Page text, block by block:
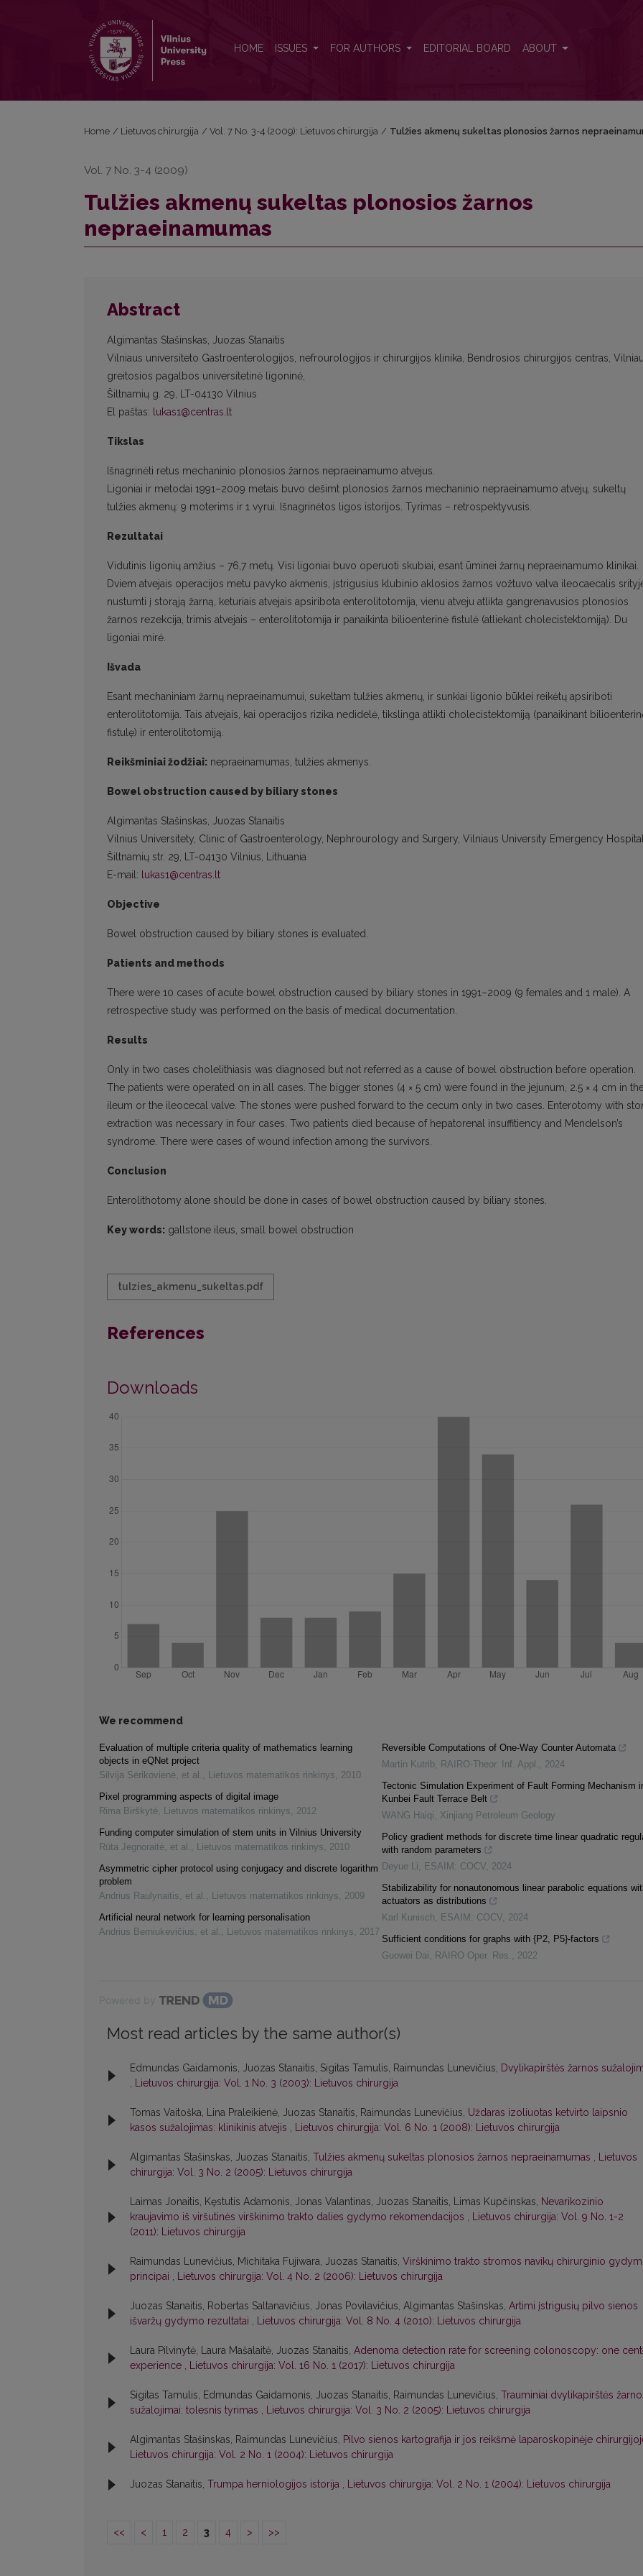
HOME ISSUES FOR AUTHORS EDITORIAL BOARD ABOUT
Home / Lietuvos chirurgija / Vol. 7 No. 3-4 (2009): Lietuvos chirurgija / Tulžies akmenų sukeltas plonosios žarnos
Vol. 7 No. 3-4 (2009)
Tulžies akmenų sukeltas plonosios žarnos
nepraeinamumas
Abstract
Algimantas Stašinskas, Juozas Stanaitis
Vilniaus universiteto Gastroenterologijos, nefrourologijos ir chirurgijos klinika, Bendrosios chirurgijos centras,
greitosios pagalbos universitetinė ligoninė,
Šiltnamių g. 29, LT-04130 Vilnius
El paštas: lukas1@centras.lt
Tikslas
Išnagrinėti retus mechaninio plonosios žarnos nepraeinamumo atvejus.
Ligoniai ir metodai 1991–2009 metais buvo dešimt plonosios žarnos mechaninio nepraeinamumo atvejų, sukeltų
tulžies akmenų: 9 moterims ir 1 vyrui. Išnagrinėtos ligos istorijos. Tyrimas – retrospektyvusis.
Rezultatai
Vidutinis ligonių amžius – 76,7 metų. Visi ligoniai buvo operuoti skubiai, esant ūminei žarnų nepraeinamumo klinikai.
Dviem atvejais operacijos metu pavyko akmenis, įstrigusius klubinio aklosios žarnos vožtuvo valva ileocaecalis
nustumti į storąją žarną, keturiais atvejais apsiribota enterolitotomija, vienu atveju atlikta gangrenavusios plonosios
žarnos rezekcija, trimis atvejais – enterolitotomija ir panaikinta bilioenterinė fistulė (atliekant cholecistektomiją). Du
ligoniai mirė.
Išvada
Esant mechaniniam žarnų nepraeinamumui, sukeltam tulžies akmenų, ir sunkiai ligonio būklei reikėtų apsiriboti
enterolitotomija. Tais atvejais, kai operacijos rizika nedidelė, tikslinga atlikti cholecistektomiją (panaikinant
fistulę) ir enterolitotomiją.
Reikšminiai žodžiai: nepraeinamumas, tulžies akmenys.
Bowel obstruction caused by biliary stones
Algimantas Stašinskas, Juozas Stanaitis
Vilnius Universitety, Clinic of Gastroenterology, Nephrourology and Surgery, Vilniaus University Emergency
Šiltnamių str. 29, LT-04130 Vilnius, Lithuania
E-mail: lukas1@centras.lt
Objective
Bowel obstruction caused by biliary stones is evaluated.
Patients and methods
There were 10 cases of acute bowel obstruction caused by biliary stones in 1991–2009 (9 females and 1 male). A
retrospective study was performed on the basis of medical documentation.
Results
Only in two cases cholelithiasis was diagnosed but not referred as a cause of bowel obstruction before operation.
The patients were operated on in all cases. The bigger stones (4 × 5 cm) were found in the jejunum, 2.5 × 4 cm in
ileum or the ileocecal valve. The stones were pushed forward to the cecum only in two cases. Enterotomy with
extraction was necessary in four cases. Two patients died because of hepatorenal insuffitiency and Mendelson’s
syndrome. There were cases of wound infection among the survivors.
Conclusion
Enterolithotomy alone should be done in cases of bowel obstruction caused by biliary stones.
Key words: gallstone ileus, small bowel obstruction
tulzies_akmenu_sukeltas.pdf
References
Downloads
We recommend
Evaluation of multiple criteria quality of mathematics learning
objects in eQNet project
Silvija Sėrikovienė, et al. , Lietuvos matematikos rinkinys, 2010
Pixel programming aspects of digital image
Rima Birškytė, Lietuvos matematikos rinkinys, 2012
Funding computer simulation of stem units in Vilnius University
Rūta Jegnoraitė, et al. , Lietuvos matematikos rinkinys, 2010
Asymmetric cipher protocol using conjugacy and discrete logarithm
problem
Andrius Raulynaitis, et al. , Lietuvos matematikos rinkinys, 2009
Artificial neural network for learning personalisation
Andrius Berniukevičius, et al. , Lietuvos matematikos rinkinys, 2017
Reversible Computations of One-Way Counter Automata
Martin Kutrib, RAIRO-Theor. Inf. Appl. , 2024
Tectonic Simulation Experiment of Fault Forming Mechanism
Kunbei Fault Terrace Belt
WANG Haiqi, Xinjiang Petroleum Geology
Policy gradient methods for discrete time linear quadratic
with random parameters
Deyue Li, ESAIM: COCV, 2024
Stabilizability for nonautonomous linear parabolic equations
actuators as distributions
Karl Kunisch, ESAIM: COCV, 2024
Sufficient conditions for graphs with {P2, P5}-factors
Guowei Dai, RAIRO Oper. Res. , 2022
Most read articles by the same author(s)
Edmundas Gaidamonis, Juozas Stanaitis, Sigitas Tamulis, Raimundas Lunevičius, Dvylikapirštės žarnos
, Lietuvos chirurgija: Vol. 1 No. 3 (2003): Lietuvos chirurgija
Tomas Vaitoška, Lina Praleikienė, Juozas Stanaitis, Raimundas Lunevičius, Uždaras izoliuotas ketvirto laipsnio
kasos sužalojimas: klinikinis atvejis , Lietuvos chirurgija: Vol. 6 No. 1 (2008): Lietuvos chirurgija
Algimantas Stašinskas, Juozas Stanaitis, Tulžies akmenų sukeltas plonosios žarnos nepraeinamumas , Lietuvos
chirurgija: Vol. 3 No. 2 (2005): Lietuvos chirurgija
Laimas Jonaitis, Kęstutis Adamonis, Jonas Valantinas, Juozas Stanaitis, Limas Kupčinskas, Nevarikozinio
kraujavimo iš viršutinės virškinimo trakto dalies gydymo rekomendacijos , Lietuvos chirurgija: Vol. 9 No. 1-2
(2011): Lietuvos chirurgija
Raimundas Lunevičius, Michitaka Fujiwara, Juozas Stanaitis, Virškinimo trakto stromos navikų chirurginio
principai , Lietuvos chirurgija: Vol. 4 No. 2 (2006): Lietuvos chirurgija
Juozas Stanaitis, Robertas Saltanavičius, Jonas Povilavičius, Algimantas Stašinskas, Artimi įstrigusių pilvo sienos
išvaržų gydymo rezultatai , Lietuvos chirurgija: Vol. 8 No. 4 (2010): Lietuvos chirurgija
Laura Pilvinytė, Laura Mašalaitė, Juozas Stanaitis, Adenoma detection rate for screening colonoscopy: one
experience , Lietuvos chirurgija: Vol. 16 No. 1 (2017): Lietuvos chirurgija
Sigitas Tamulis, Edmundas Gaidamonis, Juozas Stanaitis, Raimundas Lunevičius, Trauminiai dvylikapirštės
sužalojimai: tolesnis tyrimas , Lietuvos chirurgija: Vol. 3 No. 2 (2005): Lietuvos chirurgija
Algimantas Stašinskas, Raimundas Lunevičius, Pilvo sienos kartografija ir jos reikšmė laparoskopinėje
Lietuvos chirurgija: Vol. 2 No. 1 (2004): Lietuvos chirurgija
Juozas Stanaitis, Trumpa herniologijos istorija , Lietuvos chirurgija: Vol. 2 No. 1 (2004): Lietuvos chirurgija
<< < 1 2 3 4 > >>